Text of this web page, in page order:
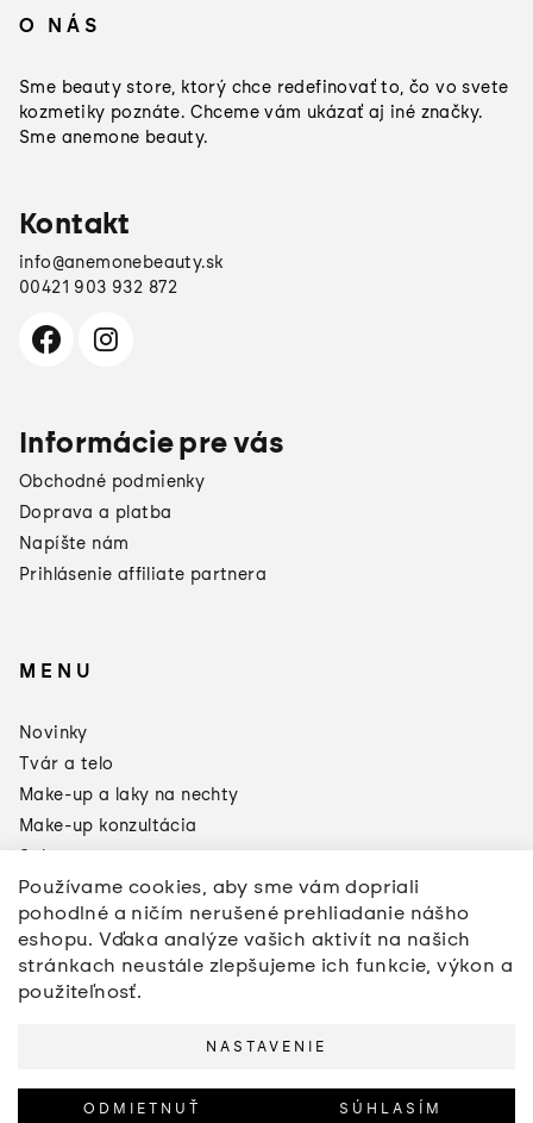
Používame cookies, aby sme vám dopriali
pohodlné a ničím nerušené prehliadanie nášho
eshopu. Vďaka analýze vašich aktivít na našich
stránkach neustále zlepšujeme ich funkcie, výkon a
použiteľnosť.
NASTAVENIE
ODMIETNUŤ SÚHLASÍM
O NÁS
Sme beauty store, ktorý chce redefinovať to, čo vo svete
kozmetiky poznáte. Chceme vám ukázať aj iné značky.
Sme anemone beauty.
Kontakt
info@anemonebeauty.sk
00421 903 932 872
Informácie pre vás
Obchodné podmienky
Doprava a platba
Napíšte nám
Prihlásenie affiliate partnera
MENU
Novinky
Tvár a telo
Make-up a laky na nechty
Make-up konzultácia
Sale
Značky
Napíšte nám
zásoby:
3 produkty = Green Odlakovač
*akcia sa nevzťahuje na pilníky a
pomôcly na úpravu nechtov